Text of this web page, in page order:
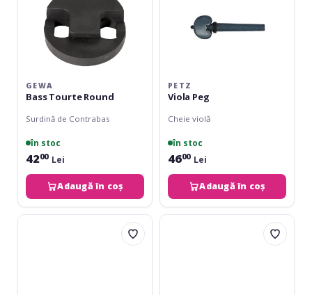
GEWA
Bass Tourte Round
Surdină de Contrabas
în stoc
4200 Lei
Adaugă în coș
PETZ
Viola Peg
Cheie violă
în stoc
4600 Lei
Adaugă în coș
Gewa
Gewa